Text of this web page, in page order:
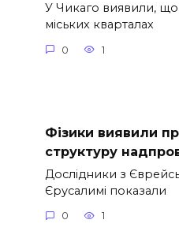
У Чикаго виявили,
міських кварталах
0 1
Фізики виявили
структуру
Дослідники з
Єрусалимі показали
0 1